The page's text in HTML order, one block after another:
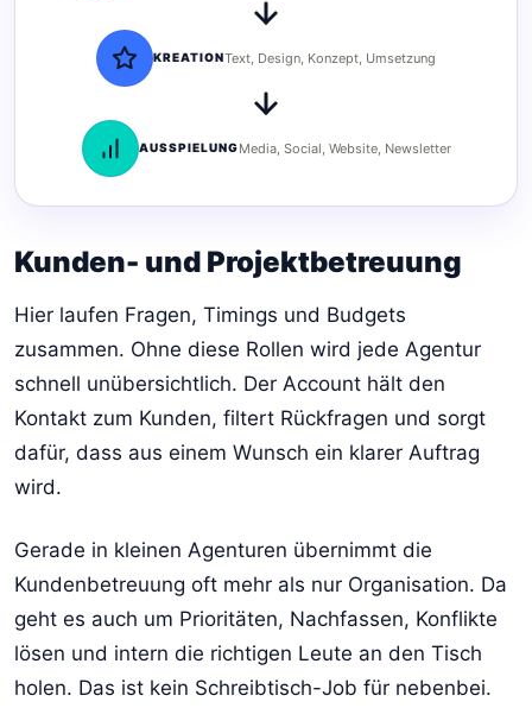
KREATIONText, Design, Konzept, Umsetzung
AUSSPIELUNGMedia, Social, Website, Newsletter
Kunden- und Projektbetreuung
Hier laufen Fragen, Timings und Budgets
zusammen. Ohne diese Rollen wird jede Agentur
schnell unübersichtlich. Der Account hält den
Kontakt zum Kunden, filtert Rückfragen und sorgt
dafür, dass aus einem Wunsch ein klarer Auftrag
wird.
Gerade in kleinen Agenturen übernimmt die
Kundenbetreuung oft mehr als nur Organisation. Da
geht es auch um Prioritäten, Nachfassen, Konflikte
lösen und intern die richtigen Leute an den Tisch
holen. Das ist kein Schreibtisch-Job für nebenbei.